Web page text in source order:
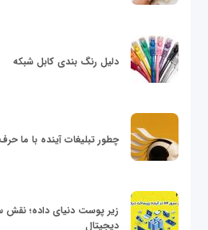
دلیل رنگ بندی کابل شبکه
چطور تبلیغات آینده با ما
دیجیتال